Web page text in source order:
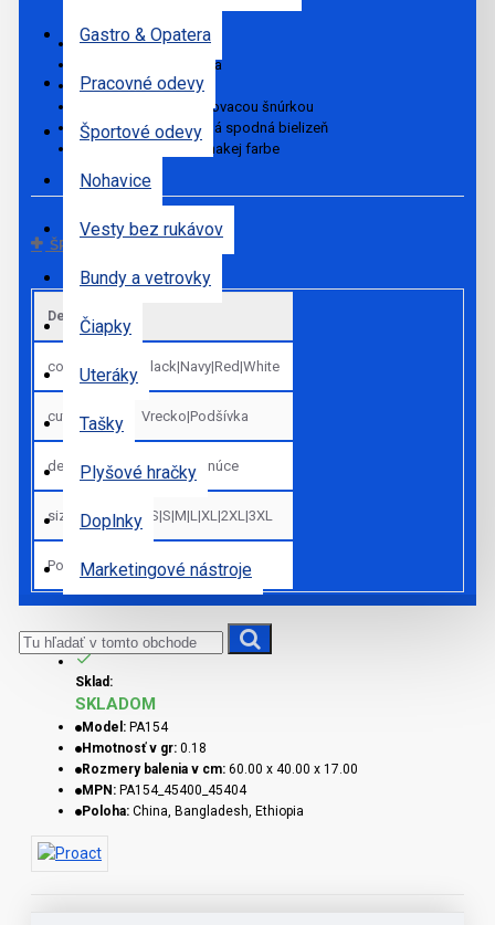
Gastro & Opatera
Pracovné odevy
Športové odevy
Nohavice
Vesty bez rukávov
Bundy a vetrovky
Čiapky
Uteráky
Tašky
Plyšové hračky
Doplnky
Marketingové nástroje
100 % polyester
Rýchloschnúca tkanina
2 bočné vrecká
Elastický pás so sťahovacou šnúrkou
Zabudovaná sieťovaná spodná bielizeň
Lem na bokoch v rovnakej farbe
ŠPECIFIKÁCIE
Default
colors Black|Navy|Red|White
cut_sk Vrecko|Podšívka
details_sk Rýchloschnúce
sizes XS|S|M|L|XL|2XL|3XL
Pohlavie Muži
Sklad:
SKLADOM
Model: PA154
Hmotnosť v gr: 0.18
Rozmery balenia v cm: 60.00 x 40.00 x 17.00
MPN: PA154_45400_45404
Poloha: China, Bangladesh, Ethiopia